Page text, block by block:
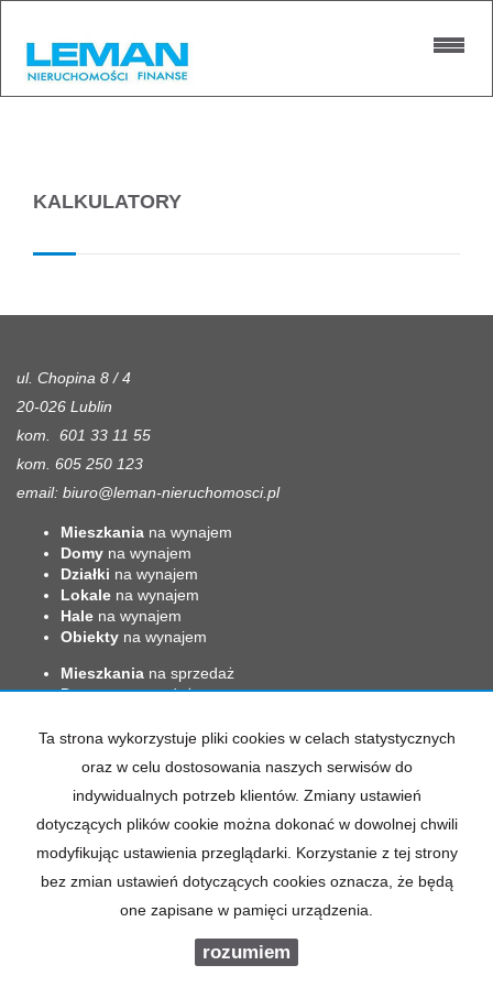
KALKULATORY
ul. Chopina 8 / 4
20-026 Lublin
kom. 601 33 11 55
kom. 605 250 123
email: biuro@leman-nieruchomosci.pl
Mieszkania na wynajem
Domy na wynajem
Działki na wynajem
Lokale na wynajem
Hale na wynajem
Obiekty na wynajem
Mieszkania na sprzedaż
Domyna sprzedaż
Lokalena sprzedaż
Obiektyna sprzedaż
Ta strona wykorzystuje pliki cookies w celach statystycznych
oraz w celu dostosowania naszych serwisów do
indywidualnych potrzeb klientów. Zmiany ustawień
dotyczących plików cookie można dokonać w dowolnej chwili
modyfikując ustawienia przeglądarki. Korzystanie z tej strony
bez zmian ustawień dotyczących cookies oznacza, że będą
one zapisane w pamięci urządzenia.
rozumiem